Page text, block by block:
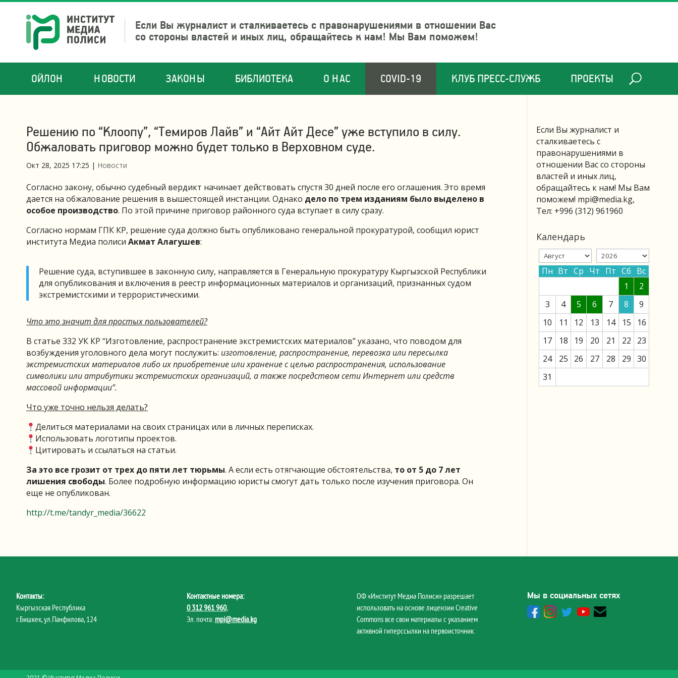
Если Вы журналист и сталкиваетесь с правонарушениями в отношении Вас
со стороны властей и иных лиц, обращайтесь к нам! Мы Вам поможем!
ОЙЛОН НОВОСТИ ЗАКОНЫ БИБЛИОТЕКА О НАС COVID-19 КЛУБ ПРЕСС-СЛУЖБ ПРОЕКТЫ
Решению по “Клоопу”, “Темиров Лайв” и “Айт Айт Десе” уже вступило в силу.
Обжаловать приговор можно будет только в Верховном суде.
Окт 28, 2025 17:25 | Новости
Согласно закону, обычно судебный вердикт начинает действовать спустя 30 дней после его оглашения. Это время
дается на обжалование решения в вышестоящей инстанции. Однако дело по трем изданиям было выделено в
особое производство. По этой причине приговор районного суда вступает в силу сразу.
Согласно нормам ГПК КР, решение суда должно быть опубликовано генеральной прокуратурой, сообщил юрист
института Медиа полиси Акмат Алагушев:
Решение суда, вступившее в законную силу, направляется в Генеральную прокуратуру Кыргызской Республики
для опубликования и включения в реестр информационных материалов и организаций, признанных судом
экстремистскими и террористическими.
Что это значит для простых пользователей?
В статье 332 УК КР “Изготовление, распространение экстремистских материалов” указано, что поводом для
возбуждения уголовного дела могут послужить: изготовление, распространение, перевозка или пересылка
экстремистских материалов либо их приобретение или хранение с целью распространения, использование
символики или атрибутики экстремистских организаций, а также посредством сети Интернет или средств
массовой информации”.
Что уже точно нельзя делать?
Делиться материалами на своих страницах или в личных переписках.
Использовать логотипы проектов.
Цитировать и ссылаться на статьи.
За это все грозит от трех до пяти лет тюрьмы. А если есть отягчающие обстоятельства, то от 5 до 7 лет
лишения свободы. Более подробную информацию юристы смогут дать только после изучения приговора. Он
еще не опубликован.
http://t.me/tandyr_media/36622
Если Вы журналист и
сталкиваетесь с
правонарушениями в
отношении Вас со стороны
властей и иных лиц,
обращайтесь к нам! Мы Вам
поможем! mpi@media.kg,
Тел: +996 (312) 961960
Календарь
Пн Вт Ср Чт Пт Сб Вс
1
2
3
4 5 6 7 8
9
10
11 12 13 14 15
16
17
18 19 20 21 22
23
24
25 26 27 28 29 30
31
Контакты:
Кыргызская Республика
г.Бишкек, ул.Панфилова, 124
Контактные номера:
0 312 961 960,
Эл. почта: mpi@media.kg
ОФ «Институт Медиа Полиси» разрешает
использовать на основе лицензии Creative
Commons все свои материалы с указанием
активной гиперссылки на первоисточник.
Мы в социальных сетях